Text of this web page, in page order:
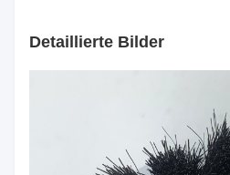
Detaillierte Bilder